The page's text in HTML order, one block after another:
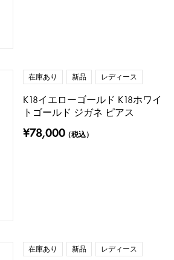
在庫あり 新品 レディース
K18イエローゴールド K18ホワイ
トゴールド ジガネ ピアス
¥78,000（税込）
在庫あり 新品 レディース